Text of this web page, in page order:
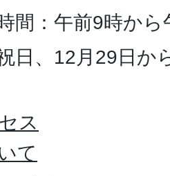
間：午前9時か
日、12月29日
ス
て